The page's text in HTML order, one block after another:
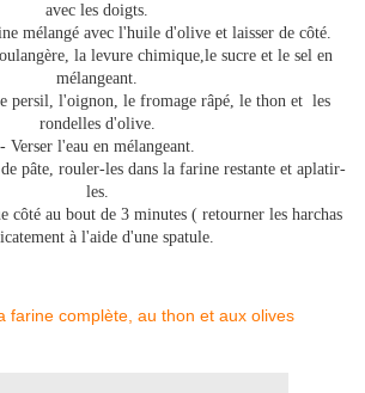
avec les doigts.
mélangé avec l'huile d'olive et laisser de côté.
la levure chimique,le sucre et le sel en
mélangeant.
persil, l'oignon, le fromage râpé, le thon et les
rondelles d'olive.
- Verser l'eau en mélangeant.
pâte, rouler-les dans la farine restante et aplatir-
les.
côté au bout de 3 minutes ( retourner les harchas
à l'aide d'une spatule.